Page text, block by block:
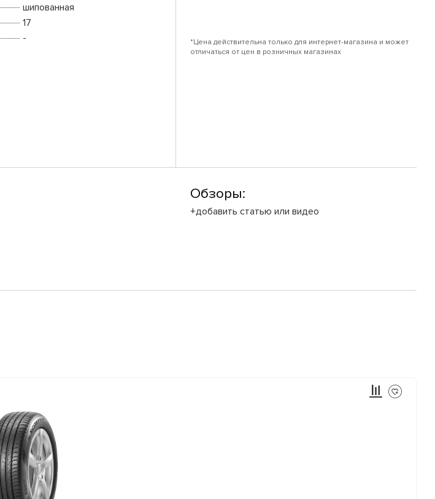
шипованная
17
-
*Цена действительна только для интернет-магазина и может
отличаться от цен в розничных магазинах
Обзоры:
+добавить статью или видео